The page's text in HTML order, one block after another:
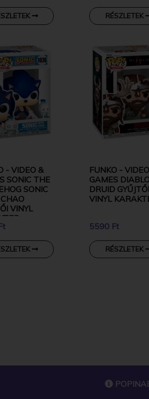
RÉSZLETEK
- VIDEO &
SONIC THE
SONIC
VINYL
FUNKO -
GAMES
DRUID GYŰJTŐI
VINYL
5590 Ft
RÉSZLETEK